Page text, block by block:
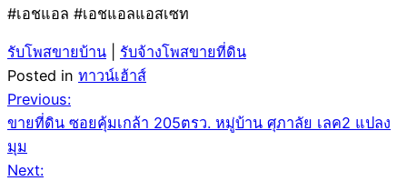
#เอชแอล #เอชแอลแอสเซท
รับโพสขายบ้าน
รับจ้างโพสขายที่ดิน
Posted in ทาวน์เฮ้าส์
Post
navigation
Previous:
ขายที่ดิน ซอยคุ้มเกล้า 205ตรว. หมู่บ้าน ศุภาลัย เลค2 แปลง
มุม
Next: